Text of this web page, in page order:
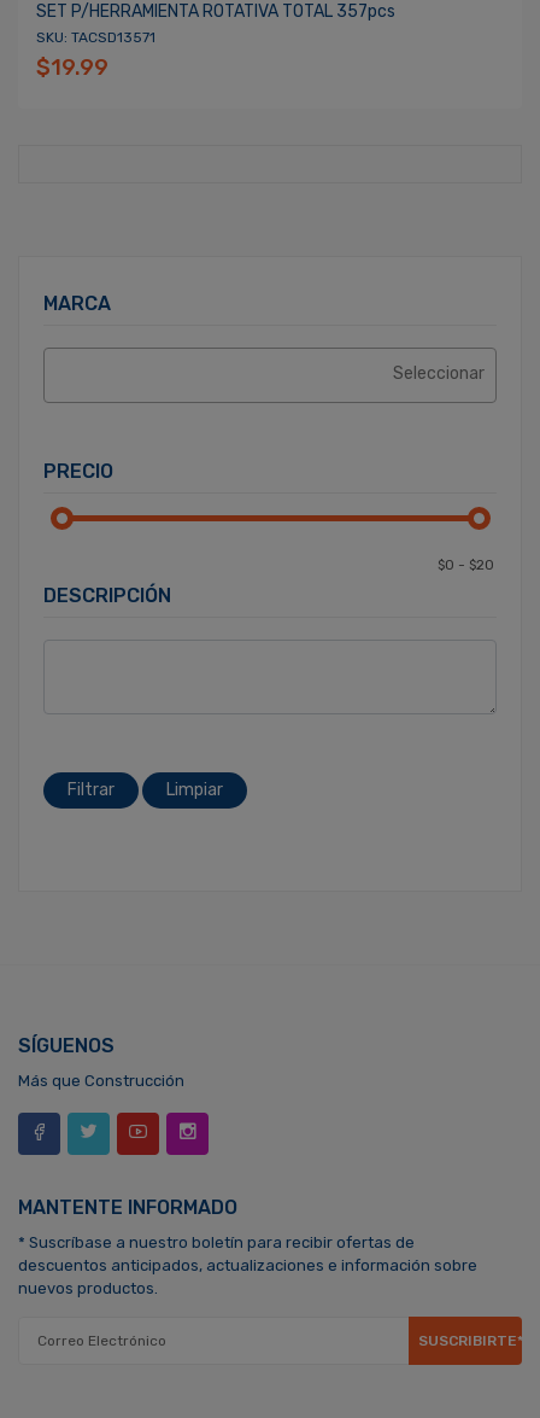
MARCA
PRECIO
DESCRIPCIÓN
Filtrar Limpiar
SET P/HERRAMIENTA ROTATIVA TOTAL 357pcs
SKU: TACSD13571
$19.99
SÍGUENOS
Más que Construcción
MANTENTE INFORMADO
* Suscríbase a nuestro boletín para recibir ofertas de
descuentos anticipados, actualizaciones e información sobre
nuevos productos.
SUSCRIBIRTE*